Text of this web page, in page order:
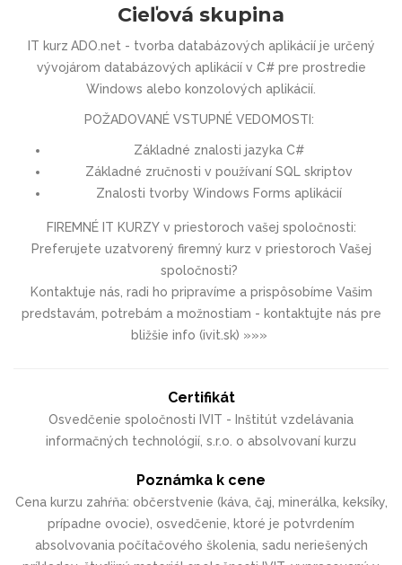
Cieľová skupina
IT kurz ADO.net - tvorba databázových aplikácií je určený
vývojárom databázových aplikácií v C# pre prostredie
Windows alebo konzolových aplikácií.
POŽADOVANÉ VSTUPNÉ VEDOMOSTI:
Základné znalosti jazyka C#
Základné zručnosti v používaní SQL skriptov
Znalosti tvorby Windows Forms aplikácií
FIREMNÉ IT KURZY v priestoroch vašej spoločnosti:
Preferujete uzatvorený firemný kurz v priestoroch Vašej
spoločnosti?
Kontaktuje nás, radi ho pripravíme a prispôsobíme Vašim
predstavám, potrebám a možnostiam - kontaktujte nás pre
bližšie info (ivit.sk) »»»
Certifikát
Osvedčenie spoločnosti IVIT - Inštitút vzdelávania
informačných technológií, s.r.o. o absolvovaní kurzu
Poznámka k cene
Cena kurzu zahŕňa: občerstvenie (káva, čaj, minerálka, keksíky,
prípadne ovocie), osvedčenie, ktoré je potvrdením
absolvovania počítačového školenia, sadu neriešených